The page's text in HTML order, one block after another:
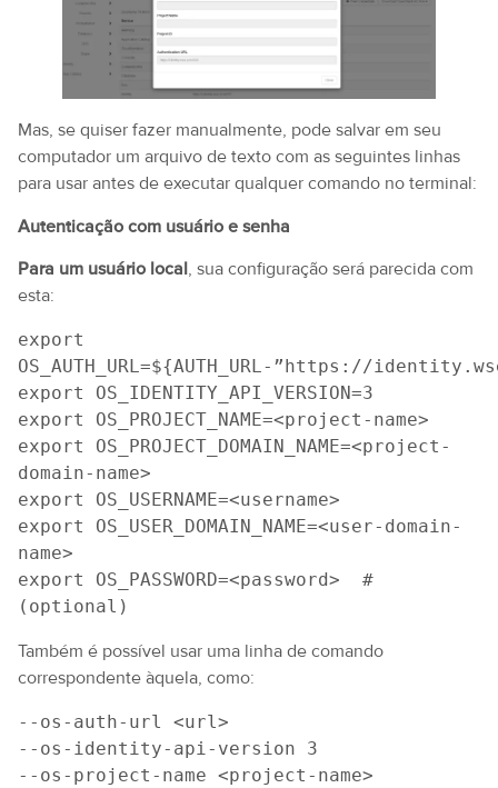
Mas, se quiser fazer manualmente, pode salvar em seu
computador um arquivo de texto com as seguintes linhas
para usar antes de executar qualquer comando no terminal:
Autenticação com usuário e senha
Para um usuário local, sua configuração será parecida com
esta:
export
OS_AUTH_URL=${AUTH_URL-”https://
export OS_IDENTITY_API_VERSION=3
export OS_PROJECT_NAME=<project-name>
export OS_PROJECT_DOMAIN_NAME=<project-
domain-name>
export OS_USERNAME=<username>
export OS_USER_DOMAIN_NAME=<user-domain-
name>
export OS_PASSWORD=<password>  #
(optional)
Também é possível usar uma linha de comando
correspondente àquela, como:
--os-auth-url <url>
--os-identity-api-version 3
--os-project-name <project-name>